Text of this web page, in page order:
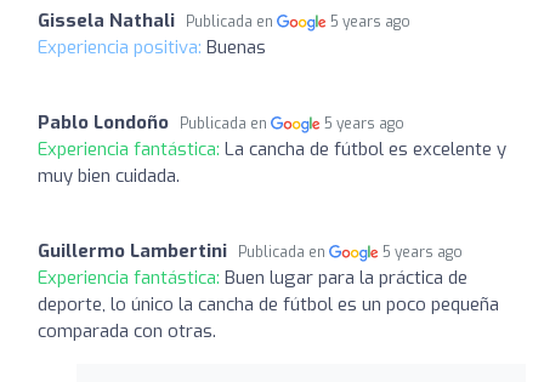
Gissela Nathali Publicada en 5 years ago
Experiencia positiva: Buenas
Pablo Londoño Publicada en 5 years ago
Experiencia fantástica: La cancha de fútbol es excelente y
muy bien cuidada.
Guillermo Lambertini Publicada en 5 years ago
Experiencia fantástica: Buen lugar para la práctica de
deporte, lo único la cancha de fútbol es un poco pequeña
comparada con otras.